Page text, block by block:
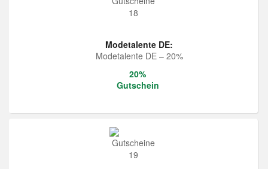
Modetalente DE:
Modetalente DE – 20%
20%
Gutschein